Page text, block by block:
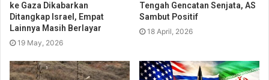
ke Gaza Dikabarkan
Ditangkap Israel, Empat
Lainnya Masih Berlayar
19 May, 2026
Tengah Gencatan Senjata, AS
Sambut Positif
18 April, 2026